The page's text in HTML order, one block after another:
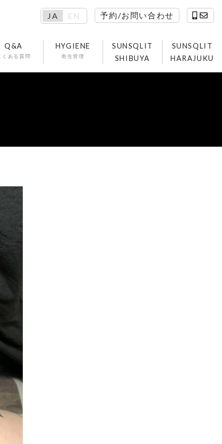
JA EN 予約/お問い合わせ
Q&A
くある質問
HYGIENE
衛生管理
SUNSQLIT
SHIBUYA
SUNSQLIT
HARAJUKU